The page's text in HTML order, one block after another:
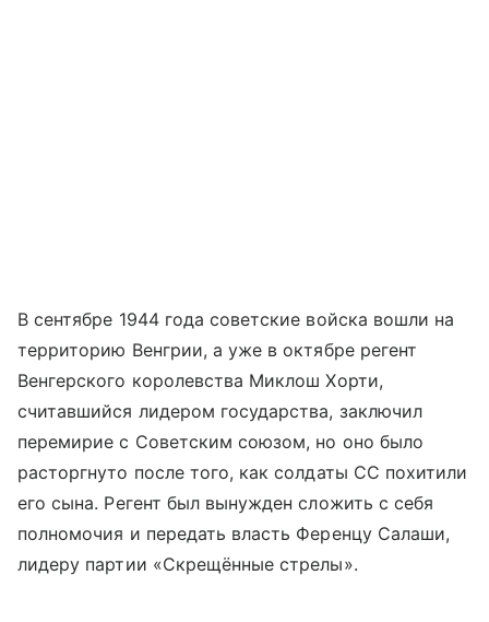
В сентябре 1944 года советские войска вошли на
территорию Венгрии, а уже в октябре регент
Венгерского королевства Миклош Хорти,
считавшийся лидером государства, заключил
перемирие с Советским союзом, но оно было
расторгнуто после того, как солдаты СС похитили
его сына. Регент был вынужден сложить с себя
полномочия и передать власть Ференцу Салаши,
лидеру партии «Скрещённые стрелы».